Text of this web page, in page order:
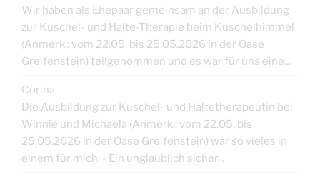
Wir haben als Ehepaar gemeinsam an der Ausbildung
zur Kuschel- und Halte-Therapie beim Kuschelhimmel
(Anmerk.: vom 22.05. bis 25.05.2026 in der Oase
Greifenstein) teilgenommen und es war für uns eine...
Corina
Die Ausbildung zur Kuschel- und Haltetherapeutin bei
Winnie und Michaela (Anmerk.: vom 22.05. bis
25.05.2026 in der Oase Greifenstein) war so vieles in
einem für mich: - Ein unglaublich sicher...